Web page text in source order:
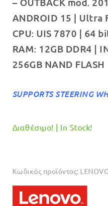
ANDROID 15 | Ultra
CPU: UIS 7870 | 64
RAM: 12GB DDR4 |
256GB NAND FLASH
SUPPORTS STEERING
Διαθέσιμο! | In Stock!
Κωδικός προϊόντος: